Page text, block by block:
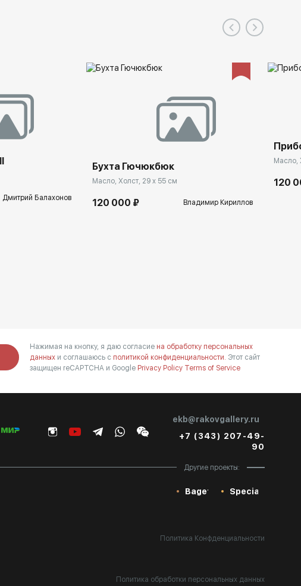
Дмитрий Балахонов
Бухта Гючюкбюк
Масло, Холст, 29 x 55 см
120 000 ₽ Владимир Кириллов
Масло,
120
Нажимая на кнопку, я даю согласие на обработку персональных
данных и соглашаюсь с политикой конфиденциальности. Этот сайт
защищен reCAPTCHA и Google Privacy Policy Terms of Service
ekb@rakovgallery.ru
+7 (343) 207-49-
90
Другие проекты:
Baget Special
Политика Конфденциальности
Политика обработки персональных данных